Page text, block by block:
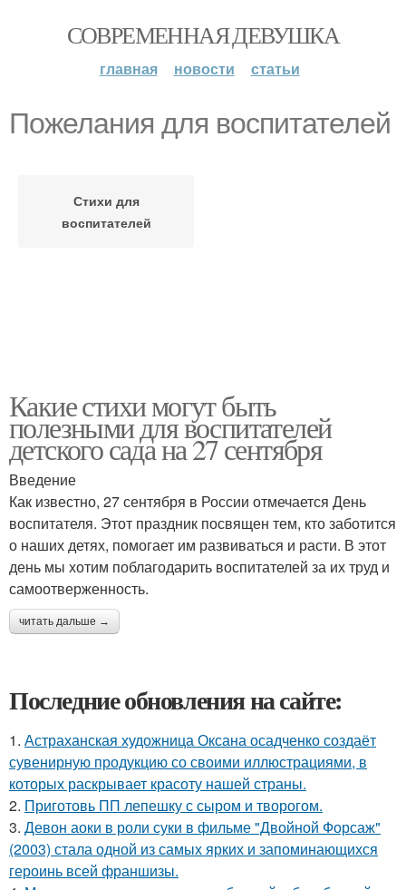
СОВРЕМЕННАЯ ДЕВУШКА
главная новости статьи
Пожелания для воспитателей
Стихи для
воспитателей
Какие стихи могут быть
полезными для воспитателей
детского сада на 27 сентября
Введение
Как известно, 27 сентября в России отмечается День
воспитателя. Этот праздник посвящен тем, кто заботится
о наших детях, помогает им развиваться и расти. В этот
день мы хотим поблагодарить воспитателей за их труд и
самоотверженность.
читать дальше →
Последние обновления на сайте:
1. Астраханская художница Оксана осадченко создаёт
сувенирную продукцию со своими иллюстрациями, в
которых раскрывает красоту нашей страны.
2. Приготовь ПП лепешку с сыром и творогом.
3. Девон аоки в роли суки в фильме "Двойной Форсаж"
(2003) стала одной из самых ярких и запоминающихся
героинь всей франшизы.